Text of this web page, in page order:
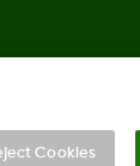
Cookies